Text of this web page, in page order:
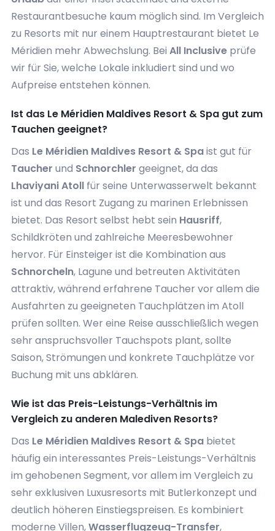
Restaurantbesuche kaum möglich sind. Im Vergleich
zu Resorts mit nur einem Hauptrestaurant bietet Le
Méridien mehr Abwechslung. Bei All Inclusiveprüfe
wir für Sie, welche Lokale inkludiert sind und wo
Aufpreise entstehen können.
Ist das Le Méridien Maldives Resort & Spa gut zum
Tauchen geeignet?
Das Le Méridien Maldives Resort & Spaist gut für
Taucher und Schnorchler geeignet, da das
Lhaviyani Atollfür seine Unterwasserwelt bekannt
ist und das Resort Zugang zu marinen Erlebnissen
bietet. Das Resort selbst hebt sein Hausriff,
Schildkröten und zahlreiche Meeresbewohner
hervor. Für Einsteiger ist die Kombination aus
Schnorcheln, Lagune und betreuten Aktivitäten
attraktiv, während erfahrene Taucher vor allem die
Ausfahrten zu geeigneten Tauchplätzen im Atoll
prüfen sollten. Wer eine Reise ausschließlich wegen
sehr anspruchsvoller Tauchspots plant, sollte
Saison, Strömungen und konkrete Tauchplätze vor
Buchung mit uns abklären.
Wie ist das Preis-Leistungs-Verhältnis im
Vergleich zu anderen Malediven Resorts?
Das Le Méridien Maldives Resort & Spabietet
häufig ein interessantes Preis-Leistungs-Verhältnis
im gehobenen Segment, vor allem im Vergleich zu
sehr exklusiven Luxusresorts mit Butlerkonzept und
deutlich höheren Einstiegspreisen. Es kombiniert
moderne Villen,Wasserflugzeug-Transfer,